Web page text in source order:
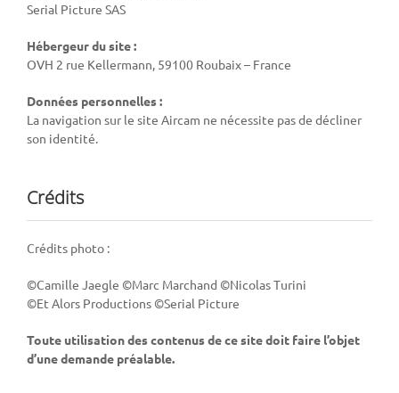
Serial Picture SAS
Hébergeur du site :
OVH 2 rue Kellermann, 59100 Roubaix – France
Données personnelles :
La navigation sur le site Aircam ne nécessite pas de décliner
son identité.
Crédits
Crédits photo :
©Camille Jaegle ©Marc Marchand ©Nicolas Turini
©Et Alors Productions ©Serial Picture
Toute utilisation des contenus de ce site doit faire l’objet
d’une demande préalable.